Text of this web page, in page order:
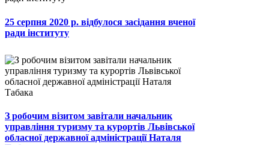
25 серпня 2020 р. відбулося засідання вченої
ради інституту
З робочим візитом завітали начальник
управління туризму та курортів Львівської
обласної державної адміністрації Наталя